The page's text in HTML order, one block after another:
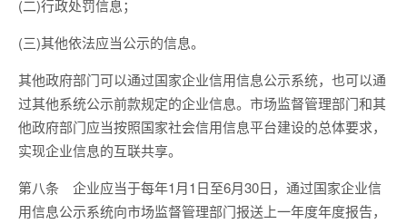
(二)行政处罚信息；
(三)其他依法应当公示的信息。
其他政府部门可以通过国家企业信用信息公示系统，也可以通
过其他系统公示前款规定的企业信息。市场监督管理部门和其
他政府部门应当按照国家社会信用信息平台建设的总体要求，
实现企业信息的互联共享。
第八条 企业应当于每年1月1日至6月30日，通过国家企业信
用信息公示系统向市场监督管理部门报送上一年度年度报告，